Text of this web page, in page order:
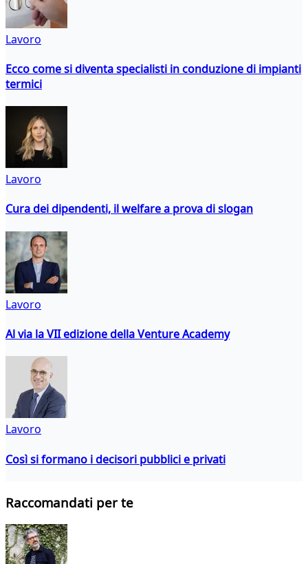
Lavoro
Ecco come si diventa specialisti in conduzione di impianti
termici
Lavoro
Cura dei dipendenti, il welfare a prova di slogan
Lavoro
Al via la VII edizione della Venture Academy
Lavoro
Così si formano i decisori pubblici e privati
Raccomandati per te